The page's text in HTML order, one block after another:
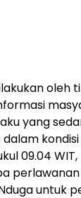
oleh
yang
09.04
untuk